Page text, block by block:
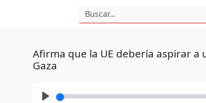
Afirma que la UE debería aspirar
Gaza